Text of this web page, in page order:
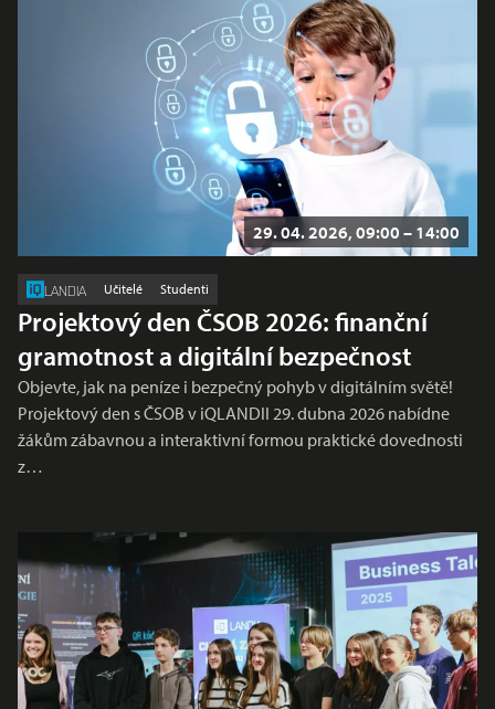
29. 04. 2026, 09:00 – 14:00
LANDIA Učitelé Studenti
Projektový den ČSOB 2026: finanční
gramotnost a digitální bezpečnost
Objevte, jak na peníze i bezpečný pohyb v digitálním světě!
Projektový den s ČSOB v iQLANDII 29. dubna 2026 nabídne
žákům zábavnou a interaktivní formou praktické dovednosti
z…